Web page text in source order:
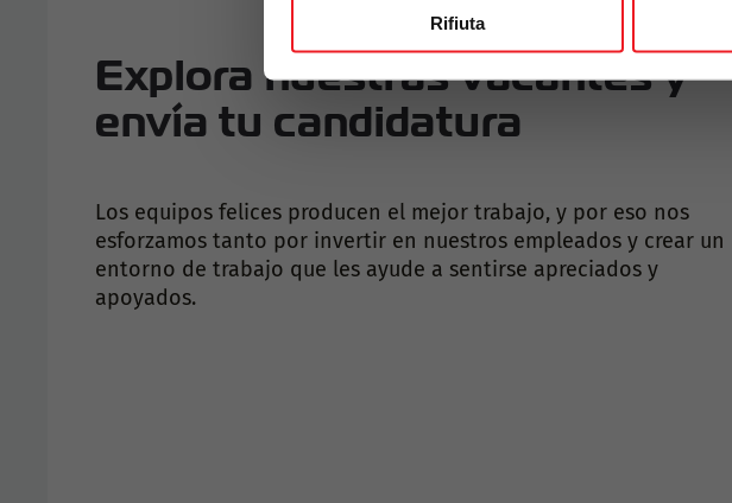
Rifiuta
Explora nuestras vacantes y
envía tu candidatura
Los equipos felices producen el mejor trabajo, y por eso nos
esforzamos tanto por invertir en nuestros empleados y crear un
entorno de trabajo que les ayude a sentirse apreciados y
apoyados.